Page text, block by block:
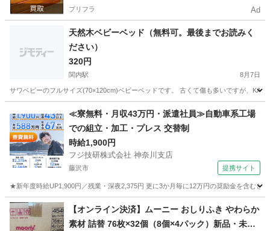
プリフラ Ad
天然木ベビーベッド（無料可。最後までお読みく
ださい）
320円
関内駅 8月7日
サワベビーのフルサイズ(70×120cm)ベビーベッドです。 古くて傷も多いですが、
関内駅 ベビー用品 天然
≪寮無料・月収43万円・派遣社員≫自動車系工場
での組立・加工・プレス 交替制
時給1,900円
フジ技研株式会社 神奈川支店
藤沢市 提携サイト
★新年度時給UP1,900円／残業・深夜2,375円 更に3か月毎に12万円の奨励金を含む
神奈川 藤沢市 その他
【オンライン決済】ムーニー おしりふき やわらか
素材 詰替 76枚×32個（8個×4パック）新品・未開